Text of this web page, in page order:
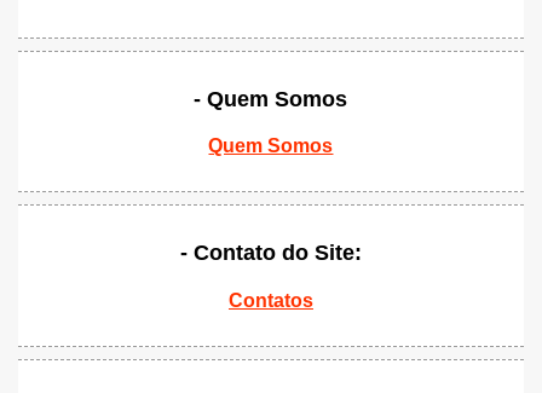
- Quem Somos
Quem Somos
- Contato do Site:
Contatos